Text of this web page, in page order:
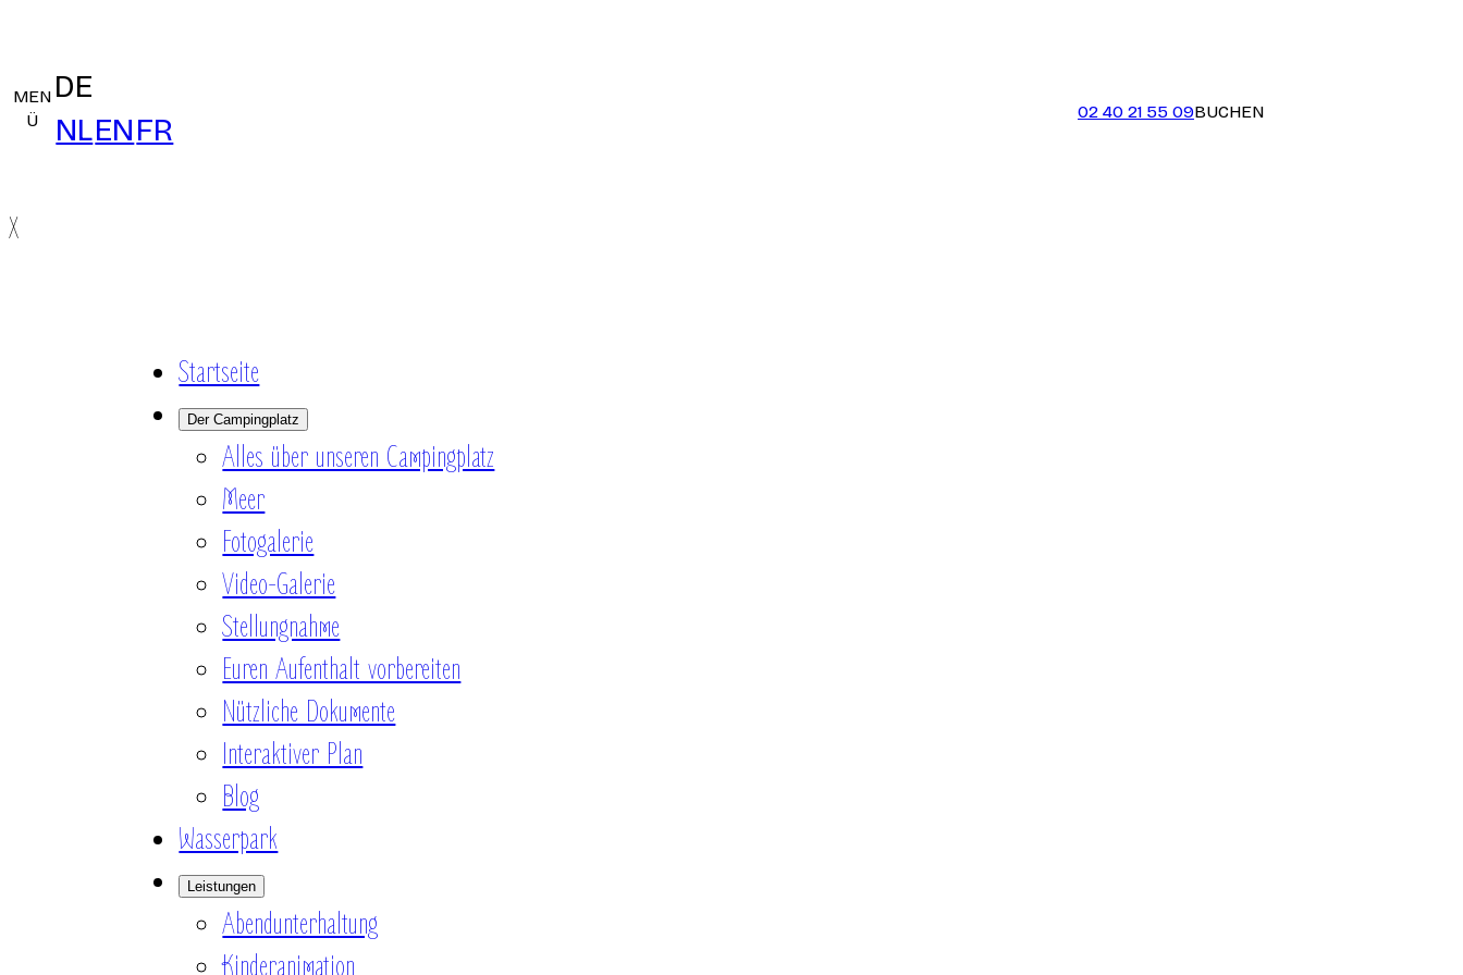
MEN
Ü
DE
NLENFR 02 40 21 55 09BUCHEN
X
Startseite
Der Campingplatz
Alles über unseren Campingplatz
Meer
Fotogalerie
Video-Galerie
Stellungnahme
Euren Aufenthalt vorbereiten
Nützliche Dokumente
Interaktiver Plan
Blog
Wasserpark
Leistungen
Abendunterhaltung
Kinderanimation